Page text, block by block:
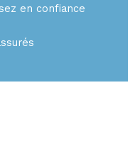
en confiance